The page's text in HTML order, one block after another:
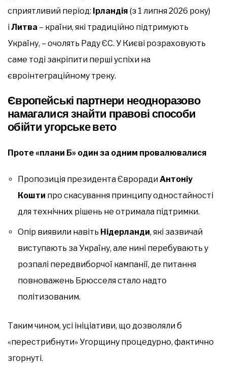
сприятливий період: Ірландія (з 1 липня 2026 року)
іЛитва – країни, які традиційно підтримують
Україну, – очолять Раду ЄС. У Києві розраховують
саме тоді закріпити перші успіхи на
євроінтеграційному треку.
Європейські партнери неодноразово
намагалися знайти правові способи
обійти угорське вето
Проте «плани Б» один за одним провалювалися
Пропозиція президента ЄврорадиАнтоніу
Кошти про скасування принципу одностайності
для технічних рішень не отримала підтримки.
Опір виявили навіть Нідерланди, які зазвичай
виступають за Україну, але нині перебувають у
розпалі передвиборчої кампанії, де питання
повноважень Брюсселя стало надто
політизованим.
Таким чином, усі ініціативи, що дозволяли б
«перестрибнути» Угорщину процедурно, фактично
згорнуті.